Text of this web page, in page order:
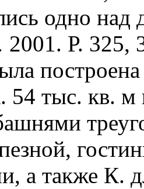
одно
2001. Р. 325,
54 тыс. кв.
а также К.